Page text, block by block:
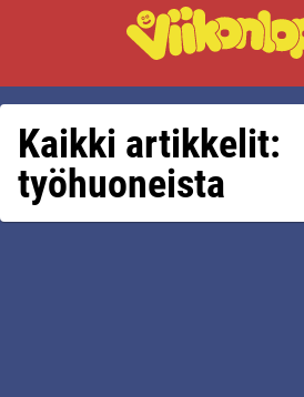
Kaikki artikkelit:
työhuoneista